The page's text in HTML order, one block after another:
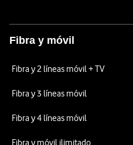
Fibra y móvil
Fibra y 2 líneas móvil + TV
Fibra y 3 líneas móvil
Fibra y 4 líneas móvil
Fibra y móvil ilimitado